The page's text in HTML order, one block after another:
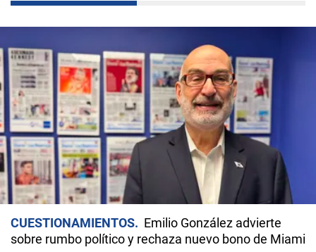
CUESTIONAMIENTOS
Emilio González advierte
sobre rumbo político y rechaza nuevo bono de Miami